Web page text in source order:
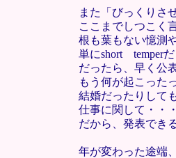
また「びっくりさ
ここまでしつこく
根も葉もない憶測
単にshort temper
だったら、早く公
もう何が起こった
結婚だったりして
仕事に関して・・
だから、発表でき
年が変わった途端